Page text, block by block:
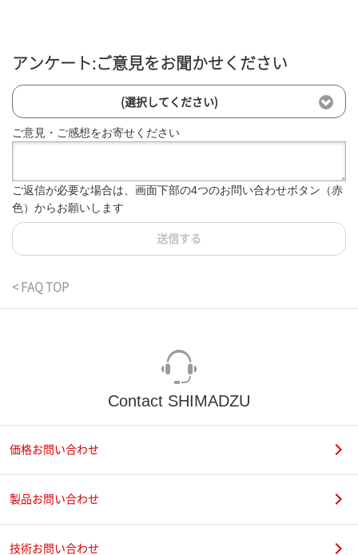
アンケート:ご意見をお聞かせください
(選択してください)
ご意見・ご感想をお寄せください
ご返信が必要な場合は、画面下部の4つのお問い合わせボタン（赤
色）からお願いします
送信する
< FAQ TOP
Contact SHIMADZU
価格お問い合わせ
製品お問い合わせ
技術お問い合わせ